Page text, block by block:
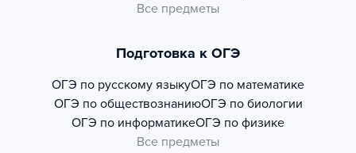
Все предметы
Подготовка к ОГЭ
ОГЭ по русскому языкуОГЭ по математике
ОГЭ по обществознаниюОГЭ по биологии
ОГЭ по информатикеОГЭ по физике
Все предметы